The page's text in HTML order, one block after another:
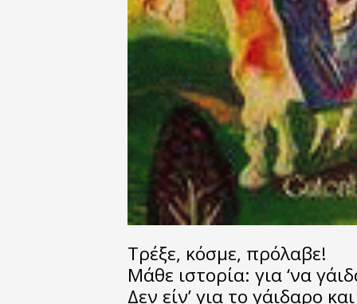
Τρέξε, κόσμε, πρόλαβε!
Μάθε ιστορία: για ‘να
Δεν είν’ για το γάιδαρο